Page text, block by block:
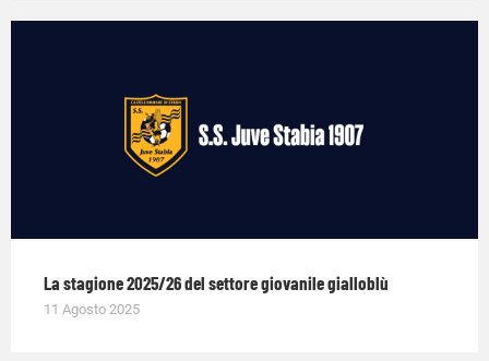
La stagione 2025/26 del settore giovanile gialloblù
11 Agosto 2025